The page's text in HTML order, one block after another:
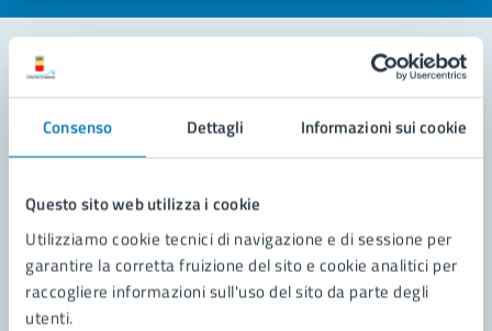
Consenso Dettagli Informazioni sui cookie
Questo sito web utilizza i cookie
Utilizziamo cookie tecnici di navigazione e di sessione per
garantire la corretta fruizione del sito e cookie analitici per
raccogliere informazioni sull'uso del sito da parte degli
utenti.
Leggi le domande frequenti
Richiedi assistenza
Prenota appuntamento
Problemi in città